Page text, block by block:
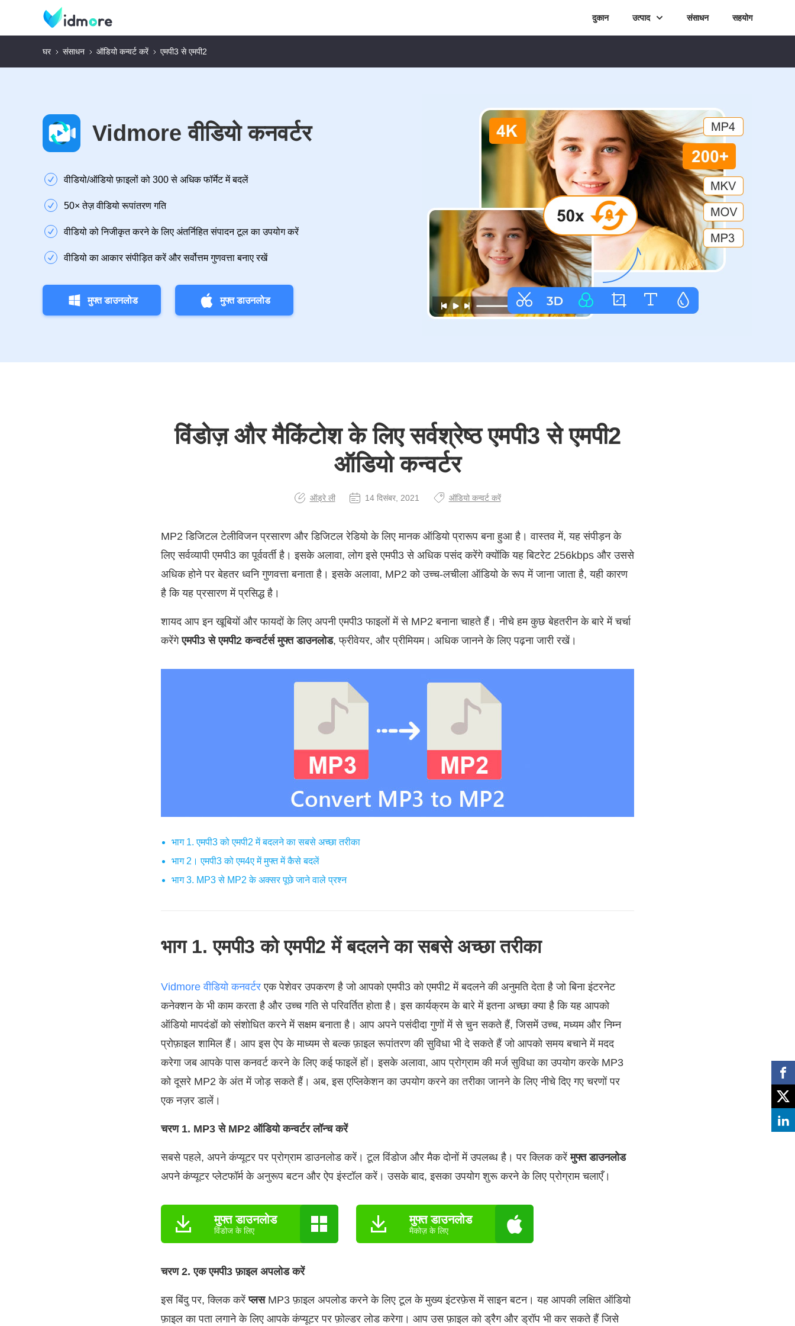
दुकान उत्पाद संसाधन सहयोग
घर संसाधन ऑडियो कन्वर्ट करें एमपी3 से एमपी2
Vidmore वीडियो कनवर्टर
वीडियो/ऑडियो फ़ाइलों को 300 से अधिक फॉर्मेट में बदलें
50× तेज़ वीडियो रूपांतरण गति
वीडियो को निजीकृत करने के लिए अंतर्निहित संपादन टूल का उपयोग करें
वीडियो का आकार संपीड़ित करें और सर्वोत्तम गुणवत्ता बनाए रखें
मुफ्त डाउनलोड मुफ्त डाउनलोड
विंडोज़ और मैकिंटोश के लिए सर्वश्रेष्ठ एमपी3 से एमपी2
ऑडियो कन्वर्टर
ऑड्रे ली 14 दिसंबर, 2021 ऑडियो कन्वर्ट करें
MP2 डिजिटल टेलीविजन प्रसारण और डिजिटल रेडियो के लिए मानक ऑडियो प्रारूप बना हुआ है। वास्तव में, यह संपीड़न के
लिए सर्वव्यापी एमपी3 का पूर्ववर्ती है। इसके अलावा, लोग इसे एमपी3 से अधिक पसंद करेंगे क्योंकि यह बिटरेट 256kbps और उससे
अधिक होने पर बेहतर ध्वनि गुणवत्ता बनाता है। इसके अलावा, MP2 को उच्च-लचीला ऑडियो के रूप में जाना जाता है, यही कारण
है कि यह प्रसारण में प्रसिद्ध है।
शायद आप इन खूबियों और फायदों के लिए अपनी एमपी3 फाइलों में से MP2 बनाना चाहते हैं। नीचे हम कुछ बेहतरीन के बारे में चर्चा
करेंगेएमपी3 से एमपी2 कन्वर्टर्स मुफ्त डाउनलोड, फ्रीवेयर, और प्रीमियम। अधिक जानने के लिए पढ़ना जारी रखें।
भाग 1. एमपी3 को एमपी2 में बदलने का सबसे अच्छा तरीका
भाग 2। एमपी3 को एम4ए में मुफ्त में कैसे बदलें
भाग 3. MP3 से MP2 के अक्सर पूछे जाने वाले प्रश्न
भाग 1. एमपी3 को एमपी2 में बदलने का सबसे अच्छा तरीका
Vidmore वीडियो कनवर्टर एक पेशेवर उपकरण है जो आपको एमपी3 को एमपी2 में बदलने की अनुमति देता है जो बिना इंटरनेट
कनेक्शन के भी काम करता है और उच्च गति से परिवर्तित होता है। इस कार्यक्रम के बारे में इतना अच्छा क्या है कि यह आपको
ऑडियो मापदंडों को संशोधित करने में सक्षम बनाता है। आप अपने पसंदीदा गुणों में से चुन सकते हैं, जिसमें उच्च, मध्यम और निम्न
प्रोफ़ाइल शामिल हैं। आप इस ऐप के माध्यम से बल्क फ़ाइल रूपांतरण की सुविधा भी दे सकते हैं जो आपको समय बचाने में मदद
करेगा जब आपके पास कनवर्ट करने के लिए कई फाइलें हों। इसके अलावा, आप प्रोग्राम की मर्ज सुविधा का उपयोग करके MP3
को दूसरे MP2 के अंत में जोड़ सकते हैं। अब, इस एप्लिकेशन का उपयोग करने का तरीका जानने के लिए नीचे दिए गए चरणों पर
एक नज़र डालें।
चरण 1. MP3 से MP2 ऑडियो कन्वर्टर लॉन्च करें
सबसे पहले, अपने कंप्यूटर पर प्रोग्राम डाउनलोड करें। टूल विंडोज और मैक दोनों में उपलब्ध है। पर क्लिक करेंमुफ्त डाउनलोड
अपने कंप्यूटर प्लेटफॉर्म के अनुरूप बटन और ऐप इंस्टॉल करें। उसके बाद, इसका उपयोग शुरू करने के लिए प्रोग्राम चलाएँ।
मुफ्त डाउनलोड
विंडोज के लिए
मुफ्त डाउनलोड
मैकोज़ के लिए
चरण 2. एक एमपी3 फ़ाइल अपलोड करें
इस बिंदु पर, क्लिक करेंप्लसMP3 फ़ाइल अपलोड करने के लिए टूल के मुख्य इंटरफ़ेस में साइन बटन। यह आपकी लक्षित ऑडियो
फ़ाइल का पता लगाने के लिए आपके कंप्यूटर पर फ़ोल्डर लोड करेगा। आप उस फ़ाइल को ड्रैग और ड्रॉप भी कर सकते हैं जिसे